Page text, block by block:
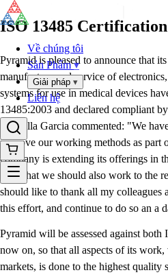
Về chúng tôi
Sản Phẩm▾
Giải pháp ▾
Liên hệ
ISO 13485 Certification
Pyramid is pleased to announce that
manufacture and service of
systems for use in medical devices
13485:2003 and declared compliant
Marcella Garcia commented: "We
improve our working methods as part
company is extending its offerings in
clear that we should also work to the
should like to thank all my colleagues
this effort, and continue to do so an a
Pyramid will be assessed against
now on, so that all aspects of its
markets, is done to the highest quality